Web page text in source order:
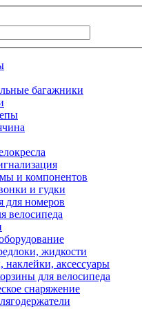
багажники
и компонентов
и гудки
для номеров
велосипеда
жидкости
аксессуары
для велосипеда
снаряжение